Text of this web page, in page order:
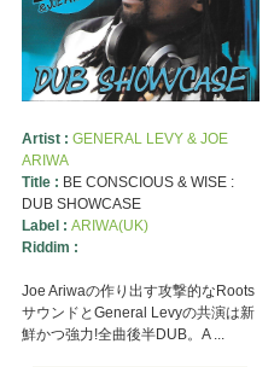
Artist : GENERAL LEVY & JOE
ARIWA
Title : BE CONSCIOUS & WISE :
DUB SHOWCASE
Label : ARIWA(UK)
Riddim :
Joe Ariwaの作り出す攻撃的なRoots
サウンドとGeneral Levyの共演は新
鮮かつ強力!全曲後半DUB。A ...